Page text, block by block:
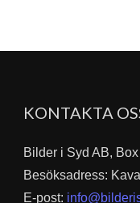
KONTAKTA
Bilder i Syd AB,
Besöksadress:
E-post: